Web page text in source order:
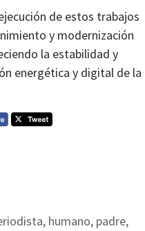
de estos trabajos
y modernización
la estabilidad y
energética y digital de la
humano, padre,